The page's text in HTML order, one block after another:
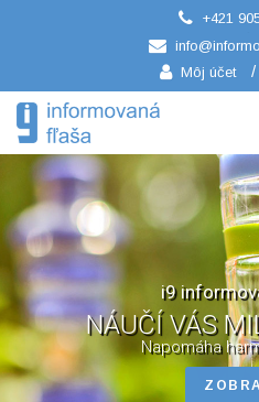
+421
Môj účet
/
i9
NÁUČÍ VÁS
Napomáha